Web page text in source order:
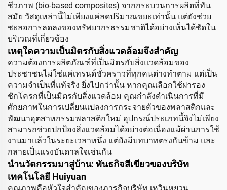
ชีวภาพ (bio-based composites) จากกระบวนการผลิตที่ทัน
สมัย วัสดุเหล่านี้ไม่เพียงแค่ลดปริมาณขยะเท่านั้น แต่ยังช่วย
ชะลอการลดลงของทรัพยากรธรรมชาติได้อย่างเห็นได้ชัดใน
บริเวณที่เกี่ยวข้อง
เหตุใดความเป็นมิตรกับสิ่งแวดล้อมจึงสำคัญ
ความต้องการผลิตภัณฑ์ที่เป็นมิตรกับสิ่งแวดล้อมของ
ประชาชนไม่ใช่แค่เทรนด์ชั่วคราวที่ทุกคนต่างทำตาม แต่เป็น
ความจำเป็นที่แท้จริง ยิ่งไปกว่านั้น หากคุณเลือกใช้ฝารอง
ชักโครกที่เป็นมิตรกับสิ่งแวดล้อม คุณกำลังดำเนินการที่มี
ศักยภาพในการเปลี่ยนแปลงการกระจายตัวของพลาสติกและ
พัฒนาอุตสาหกรรมพลาสติกใหม่ อุปกรณ์ประเภทนี้จึงไม่เพียง
สามารถช่วยปกป้องสิ่งแวดล้อมได้อย่างต่อเนื่องแม้ผ่านการใช้
งานมาแล้วในระยะเวลาหนึ่ง แต่ยังมีบทบาทตรงกันข้าม และ
กลายเป็นแรงบันดาลใจเช่นกัน
นำนวัตกรรมมาสู่บ้าน: พันธกิจสีเขียวของบริษัท
เทคโนโลยี Huiyuan